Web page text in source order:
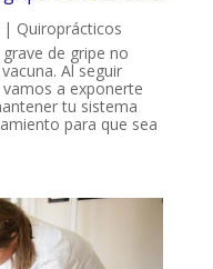
| Quiroprácticos
de gripe no
Al seguir
a exponerte
tu sistema
para que sea